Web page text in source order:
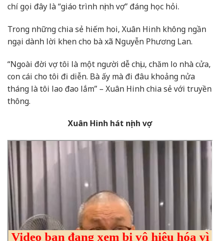
chí gọi đây là “giáo trình nịnh vợ” đáng học hỏi.
Trong những chia sẻ hiếm hoi, Xuân Hinh không ngần
ngại dành lời khen cho bà xã Nguyễn Phương Lan.
“Ngoài đời vợ tôi là một người dễ chịu, chăm lo nhà cửa,
con cái cho tôi đi diễn. Bà ấy mà đi đâu khoảng nửa
tháng là tôi lao đao lắm” – Xuân Hinh chia sẻ với truyền
thông.
Xuân Hinh hát nịnh vợ